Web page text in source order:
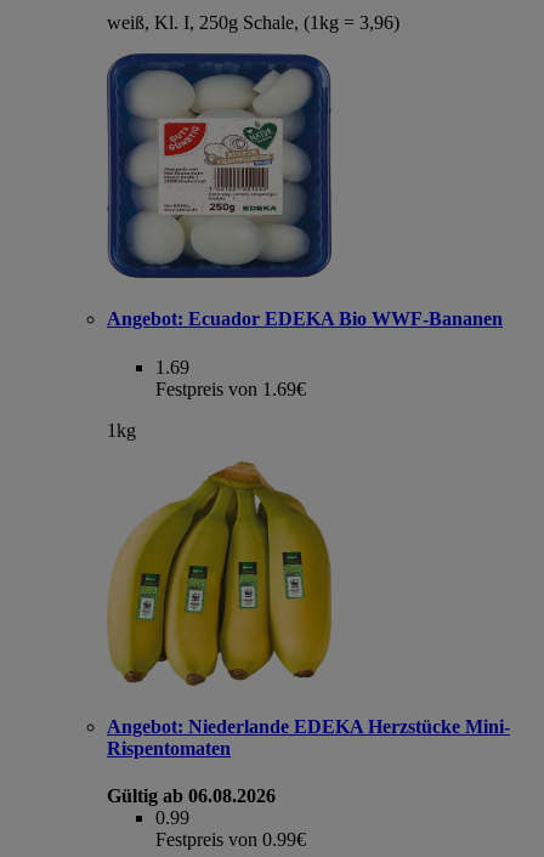
weiß, Kl. I, 250g Schale, (1kg = 3,96)
Angebot: Ecuador EDEKA Bio WWF-Bananen
1.69
Festpreis von 1.69€
1kg
Angebot: Niederlande EDEKA Herzstücke Mini-
Rispentomaten
Gültig ab 06.08.2026
0.99
Festpreis von 0.99€